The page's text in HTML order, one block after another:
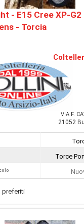
- E15 Cree XP-G2
- Torcia
VIA F.
21052
Torce
preferiti